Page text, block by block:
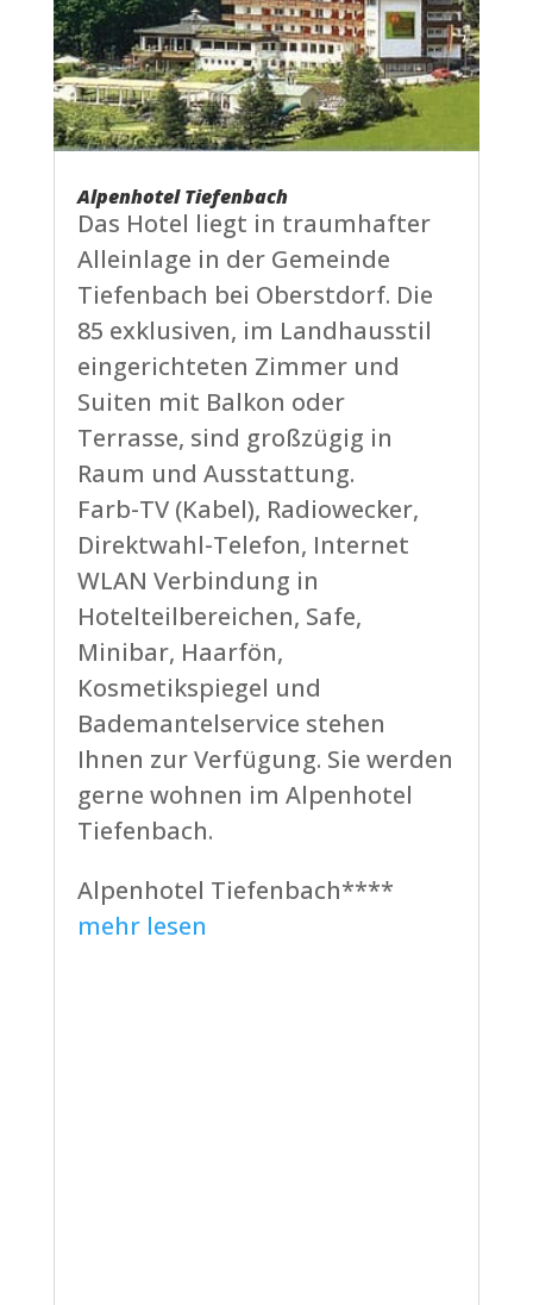
Alpenhotel Tiefenbach
Das Hotel liegt in traumhafter
Alleinlage in der Gemeinde
Tiefenbach bei Oberstdorf. Die
85 exklusiven, im Landhausstil
eingerichteten Zimmer und
Suiten mit Balkon oder
Terrasse, sind großzügig in
Raum und Ausstattung.
Farb-TV (Kabel), Radiowecker,
Direktwahl-Telefon, Internet
WLAN Verbindung in
Hotelteilbereichen, Safe,
Minibar, Haarfön,
Kosmetikspiegel und
Bademantelservice stehen
Ihnen zur Verfügung. Sie werden
gerne wohnen im Alpenhotel
Tiefenbach.
Alpenhotel Tiefenbach****
mehr lesen